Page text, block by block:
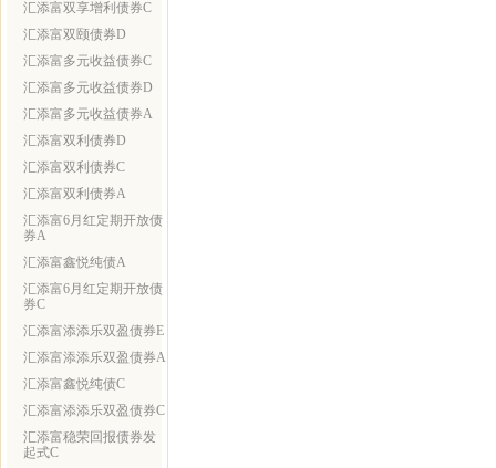
汇添富双享增利债券C
汇添富双颐债券D
汇添富多元收益债券C
汇添富多元收益债券D
汇添富多元收益债券A
汇添富双利债券D
汇添富双利债券C
汇添富双利债券A
汇添富6月红定期开放债
券A
汇添富鑫悦纯债A
汇添富6月红定期开放债
券C
汇添富添添乐双盈债券E
汇添富添添乐双盈债券A
汇添富鑫悦纯债C
汇添富添添乐双盈债券C
汇添富稳荣回报债券发
起式C